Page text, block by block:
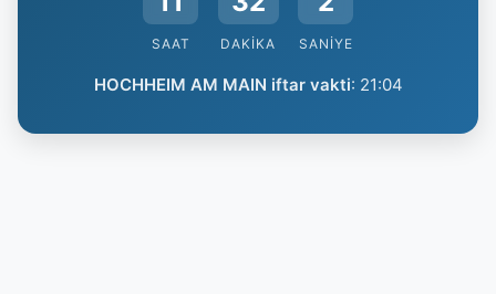
SAAT DAKIKA SANIYE
HOCHHEIM AM MAIN iftar vakti: 21:04